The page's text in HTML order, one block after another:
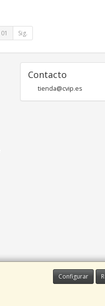
01 Sig.
Configurar
Contacto
tienda@cvip.es